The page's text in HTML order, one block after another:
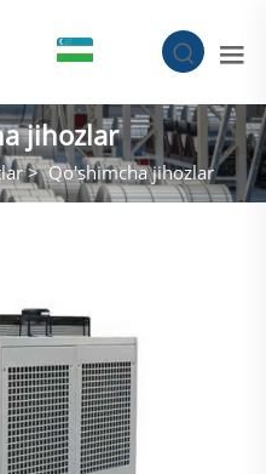
jihozlar
>Qo'shimcha jihozlar